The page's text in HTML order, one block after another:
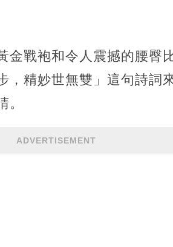
金戰袍和令人震撼的腰臀
，精妙世無雙」這句詩詞
ADVERTISEMENT